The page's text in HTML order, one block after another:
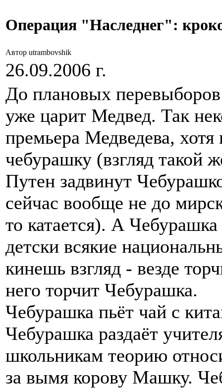
Операция "Наследнег":
Автор utrambovshik
26.09.2006 г.
До плановых перевыборов
уже царит Медвед. Так
премьера Медведева,
чебурашку (взгляд такой
Путен задвинут
сейчас вообще не до
то катается). А
детски всякие
кинешь взгляд - везде
него торчит Чебурашка.
Чебурашка пьёт чай с
Чебурашка раздаёт
школьникам теорию
за вымя корову Машку.